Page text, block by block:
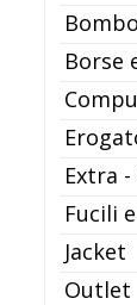
Borse
Extra
Fucili
Jacket
Outlet